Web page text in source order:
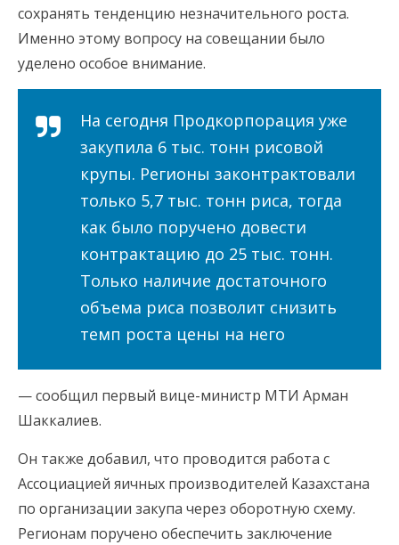
сохранять тенденцию незначительного роста.
Именно этому вопросу на совещании было
уделено особое внимание.
На сегодня Продкорпорация уже
закупила 6 тыс. тонн рисовой
крупы. Регионы законтрактовали
только 5,7 тыс. тонн риса, тогда
как было поручено довести
контрактацию до 25 тыс. тонн.
Только наличие достаточного
объема риса позволит снизить
темп роста цены на него
— сообщил первый вице-министр МТИ Арман
Шаккалиев.
Он также добавил, что проводится работа с
Ассоциацией яичных производителей Казахстана
по организации закупа через оборотную схему.
Регионам поручено обеспечить заключение